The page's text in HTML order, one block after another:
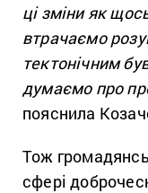
ці зміни як
втрачаємо
тектонічним
думаємо про
пояснила
Тож
сфері